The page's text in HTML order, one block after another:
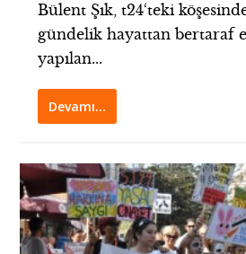
Bülent Şık, t24‘teki
gündelik hayattan bertaraf
yapılan...
Devamı…